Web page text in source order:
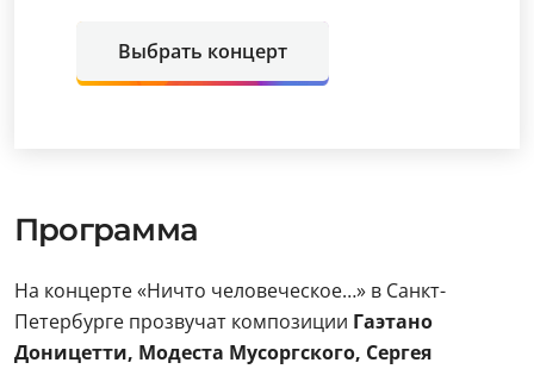
Выбрать концерт
Программа
На концерте «Ничто человеческое…» в Санкт-
Петербурге прозвучат композиции Гаэтано
Доницетти, Модеста Мусоргского, Сергея